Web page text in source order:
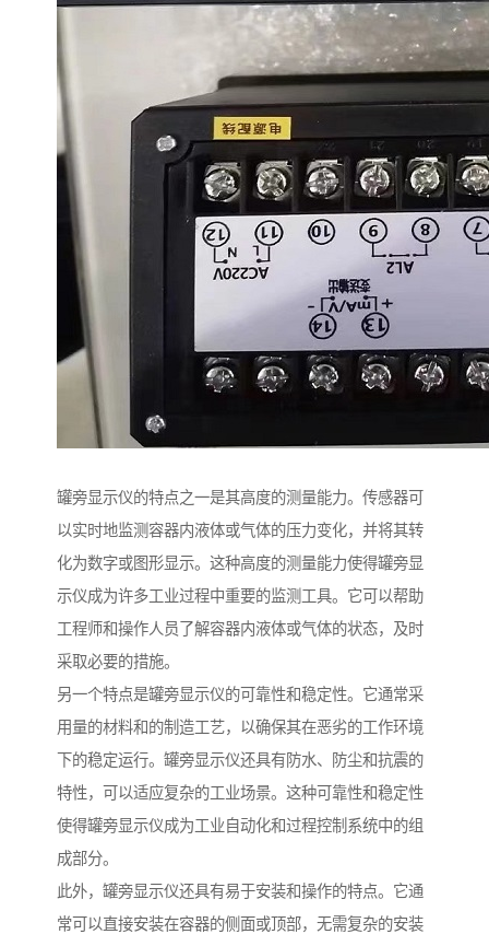
罐旁显示仪的特点之一是其高度的测量能力。传感器可
以实时地监测容器内液体或气体的压力变化，并将其转
化为数字或图形显示。这种高度的测量能力使得罐旁显
示仪成为许多工业过程中重要的监测工具。它可以帮助
工程师和操作人员了解容器内液体或气体的状态，及时
采取必要的措施。
另一个特点是罐旁显示仪的可靠性和稳定性。它通常采
用量的材料和的制造工艺，以确保其在恶劣的工作环境
下的稳定运行。罐旁显示仪还具有防水、防尘和抗震的
特性，可以适应复杂的工业场景。这种可靠性和稳定性
使得罐旁显示仪成为工业自动化和过程控制系统中的组
成部分。
此外，罐旁显示仪还具有易于安装和操作的特点。它通
常可以直接安装在容器的侧面或顶部，无需复杂的安装